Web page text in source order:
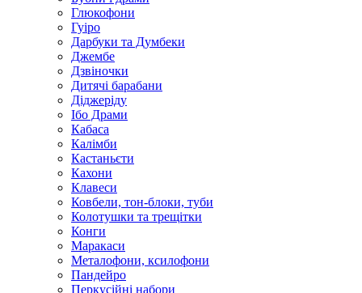
Глюкофони
Гуіро
Дарбуки та Думбеки
Джембе
Дзвіночки
Дитячі барабани
Діджеріду
Ібо Драми
Кабаса
Калімби
Кастаньєти
Кахони
Клавеси
Ковбели, тон-блоки, туби
Колотушки та трещітки
Конги
Маракаси
Металофони, ксилофони
Пандейро
Перкусійні набори